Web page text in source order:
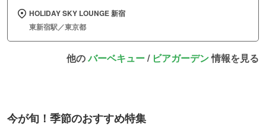
HOLIDAY SKY LOUNGE 新宿
東新宿駅／東京都
他のバーベキュー/ ビアガーデン情報を見る
今が旬！季節のおすすめ特集